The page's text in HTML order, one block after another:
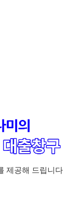
제공해 드립니